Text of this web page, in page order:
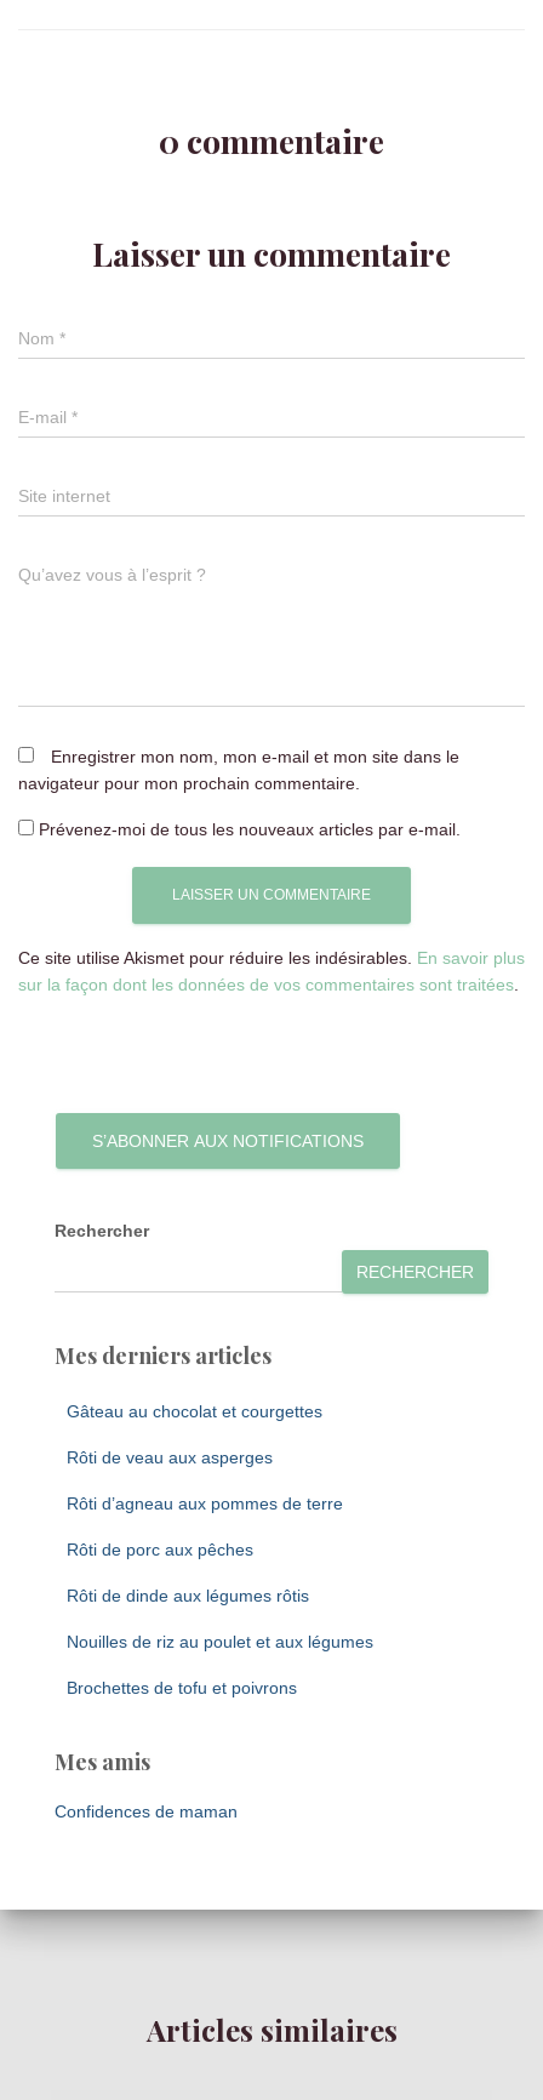
0 commentaire
Laisser un commentaire
Nom *
E-mail *
Site internet
Qu’avez vous à l’esprit ?
Enregistrer mon nom, mon e-mail et mon site dans le
navigateur pour mon prochain commentaire.
Prévenez-moi de tous les nouveaux articles par e-mail.
Ce site utilise Akismet pour réduire les indésirables. En savoir plus
sur la façon dont les données de vos commentaires sont traitées
S’ABONNER AUX NOTIFICATIONS
Rechercher
RECHERCHER
Mes derniers articles
Gâteau au chocolat et courgettes
Rôti de veau aux asperges
Rôti d’agneau aux pommes de terre
Rôti de porc aux pêches
Rôti de dinde aux légumes rôtis
Nouilles de riz au poulet et aux légumes
Brochettes de tofu et poivrons
Mes amis
Confidences de maman
Articles similaires